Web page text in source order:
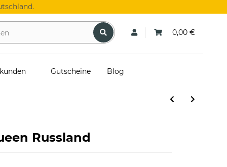
0,00 €
Gutscheine Blog
Russland